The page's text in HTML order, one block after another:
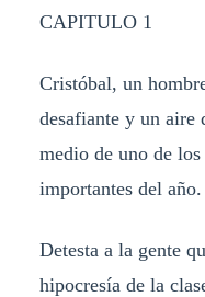
CAPITULO 1
Cristóbal, un
desafiante y un aire
medio de uno de
importantes del año.
Detesta a la gente
hipocresía de la